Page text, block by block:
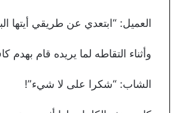
العميل: “ابتعدي عن طريقي أيتها
وأثناء التقاطه لما يريده قام
الشاب: “شكرا على لا شيء”!